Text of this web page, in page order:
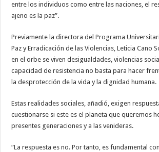
entre los individuos como entre las naciones, el
ajeno es la paz”.
Previamente la directora del Programa
Paz y Erradicación de las Violencias, Leticia Cano
en el orbe se viven desigualdades, violencias
capacidad de resistencia no basta para hacer
la desprotección de la vida y la dignidad humana.
Estas realidades sociales, añadió, exigen
cuestionarse si este es el planeta que queremos
presentes generaciones y a las venideras.
“La respuesta es no. Por tanto, es fundamental